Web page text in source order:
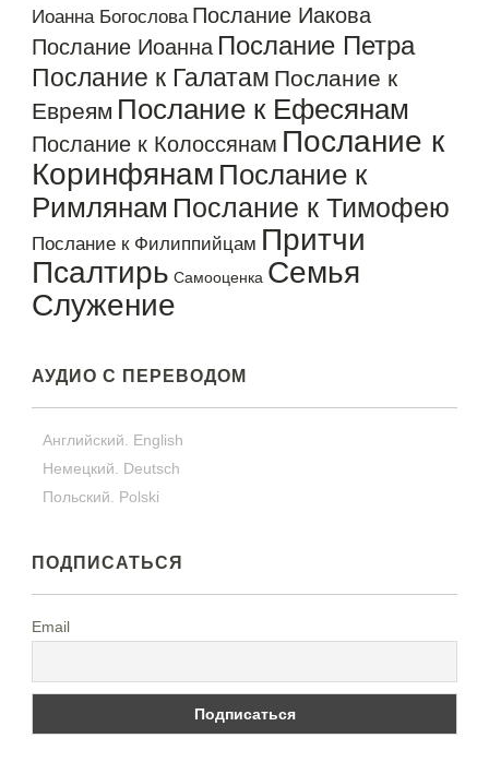
Иоанна Богослова Послание Иакова
Послание Иоанна Послание Петра
Послание к Галатам Послание к
Евреям Послание к Ефесянам
Послание к Колоссянам Послание к
Коринфянам Послание к
Римлянам Послание к Тимофею
Послание к Филиппийцам Притчи
Псалтирь Самооценка Семья
Служение
АУДИО С ПЕРЕВОДОМ
Английский. English
Немецкий. Deutsch
Польский. Polski
ПОДПИСАТЬСЯ
Email